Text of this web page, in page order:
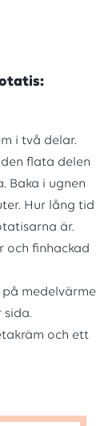
i två delar.
flata delen
Baka i ugnen
Hur lång tid
är.
och finhackad
på medelvärme
sida.
och ett